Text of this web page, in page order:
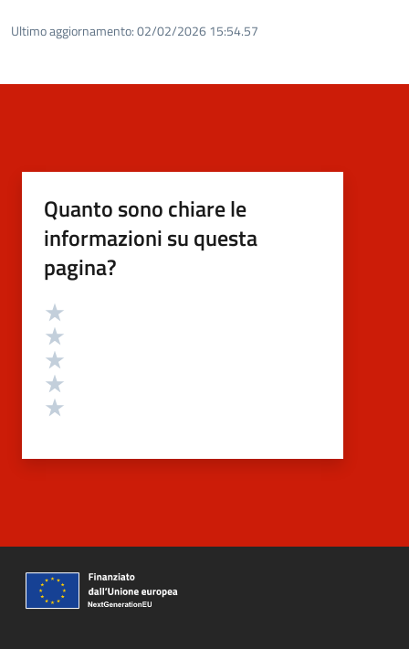
Ultimo aggiornamento:02/02/2026 15:54.57
Quanto sono chiare le
informazioni su questa
pagina?
Valutazione